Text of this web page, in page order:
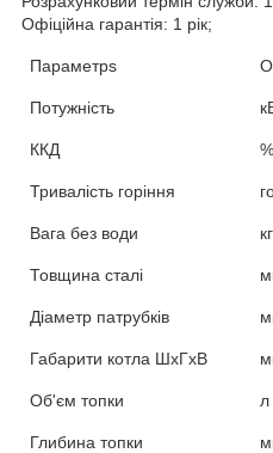
Офіційна гарантія: 1 рік;
Параметрs
Потужність
ККД %
Тривалість горіння
Вага без води кг
Товщина сталі
Діаметр патрубків
Габарити котла ШхГхВ
Об'єм топки л
Глибина топки